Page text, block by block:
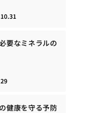
要なミネラルの
健康を守る予防